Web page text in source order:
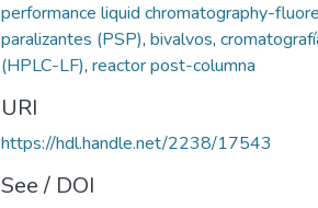
performance liquid chromatography-
paralizantes (PSP), bivalvos,
(HPLC-LF), reactor post-columna
URI
https://hdl.handle.net/2238/17543
See / DOI